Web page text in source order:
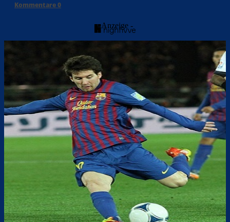
Kommentare0
- Anzeige -